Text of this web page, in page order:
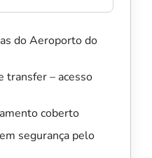
do Aeroporto do
transfer – acesso
coberto
segurança pelo